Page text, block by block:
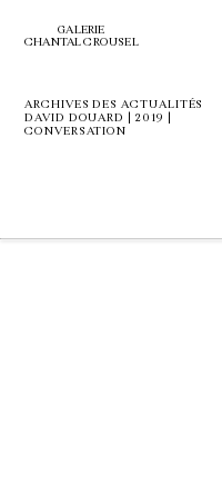
GALERIE
CHANTAL CROUSEL
ARCHIVES DES ACTUALITÉS
DAVID DOUARD | 2019 |
CONVERSATION